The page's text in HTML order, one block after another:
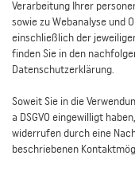
Verarbeitung Ihrer
sowie zu Webanalyse und
einschließlich der
finden Sie in den
Datenschutzerklärung.
Soweit Sie in die
a DSGVO eingewilligt
widerrufen durch eine
beschriebenen